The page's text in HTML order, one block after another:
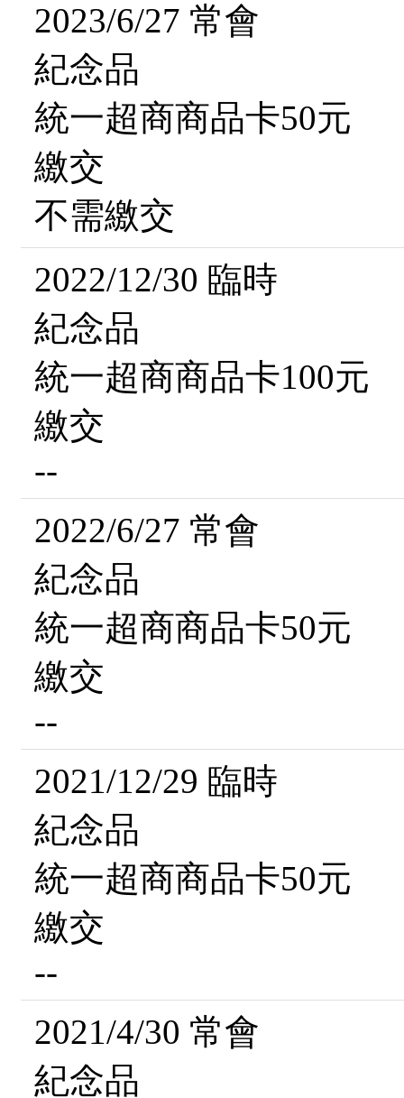
2023/6/27 常會
紀念品
統一超商商品卡50元
繳交
不需繳交
2022/12/30 臨時
紀念品
統一超商商品卡100元
繳交
--
2022/6/27 常會
紀念品
統一超商商品卡50元
繳交
--
2021/12/29 臨時
紀念品
統一超商商品卡50元
繳交
--
2021/4/30 常會
紀念品